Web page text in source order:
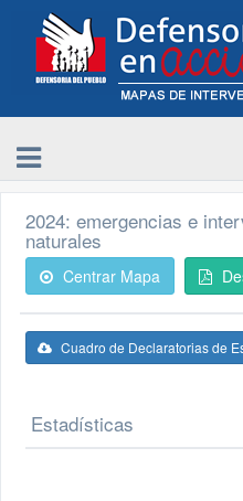
2024: emergencias e
naturales
Centrar Mapa
Cuadro de Declaratorias de
Estadísticas